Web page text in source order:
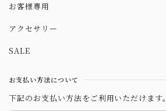
お客様専用
アクセサリー
SALE
お支払い方法について
下記のお支払い方法をご利用いただけます。